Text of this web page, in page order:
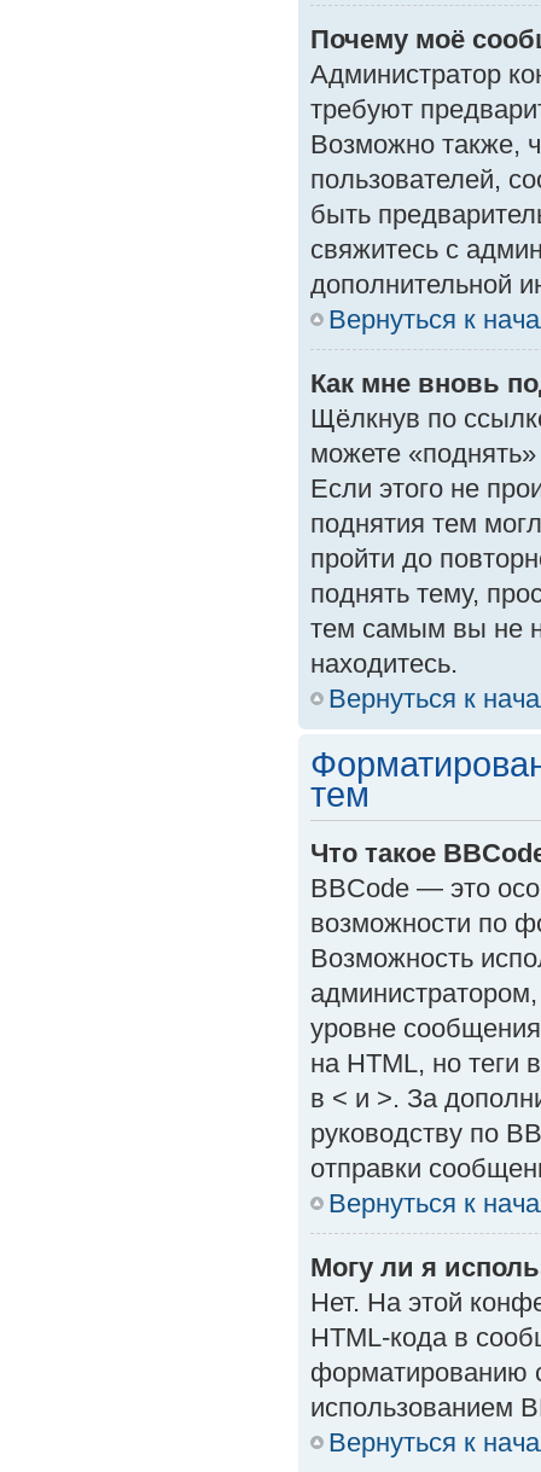
Почему моё
Администратор
требуют
Возможно также,
пользователей,
быть
свяжитесь с
дополнительной
Вернуться к
Как мне вновь
Щёлкнув по
можете
Если этого не
поднятия тем
пройти до
поднять тему,
тем самым вы не
находитесь.
Вернуться к
тем
Что такое
BBCode — это
возможности по
Возможность
уровне
на HTML, но теги
в < и >. За
руководству по
отправки
Вернуться к
Могу ли я
Нет. На этой
HTML-кода в
форматированию
использованием
Вернуться к